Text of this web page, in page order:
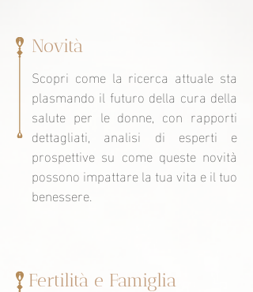
Novità
Scopri come la ricerca attuale sta
plasmando il futuro della cura della
salute per le donne, con rapporti
dettagliati, analisi di esperti e
prospettive su come queste novità
possono impattare la tua vita e il tuo
benessere.
Fertilità e Famiglia